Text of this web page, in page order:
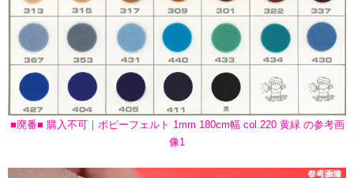
■廃番■ 購入不可｜ポピーフェルト 1mm 180cm幅 col.220 黄緑 の参考画
像1